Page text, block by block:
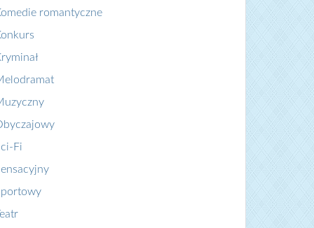
romantyczne
Fi